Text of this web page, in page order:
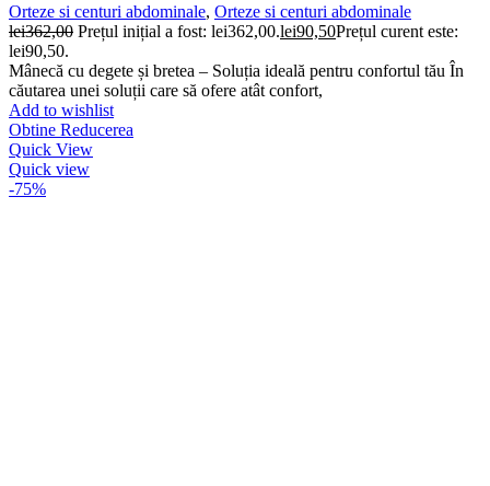
Orteze si centuri abdominale, Orteze si centuri abdominale
lei362,00 Prețul inițial a fost: lei362,00.lei90,50Prețul curent este:
lei90,50.
Mânecă cu degete și bretea – Soluția ideală pentru confortul tău În
căutarea unei soluții care să ofere atât confort,
Add to wishlist
Obtine Reducerea
Quick View
Quick view
-75%